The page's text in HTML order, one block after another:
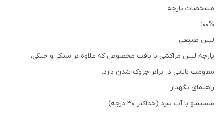
مشخصات پارچه
100%
لینن طبیعی
پارچه لینن مراکشی با بافت مخصوص که علاوه بر سبکی و خنکی،
مقاومت بالایی در برابر چروک شدن دارد.
راهنمای نگهدار
شستشو با آب سرد (حداکثر ۳۰ درجه)